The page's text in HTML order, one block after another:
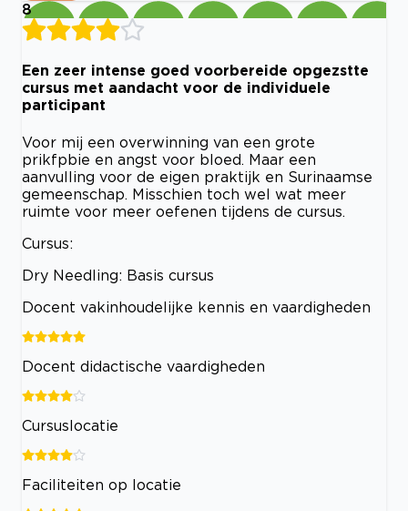
8
Een zeer intense goed voorbereide opgezstte
cursus met aandacht voor de individuele
participant
Voor mij een overwinning van een grote
prikfpbie en angst voor bloed. Maar een
aanvulling voor de eigen praktijk en Surinaamse
gemeenschap. Misschien toch wel wat meer
ruimte voor meer oefenen tijdens de cursus.
Cursus:
Dry Needling: Basis cursus
Docent vakinhoudelijke kennis en vaardigheden
Docent didactische vaardigheden
Cursuslocatie
Faciliteiten op locatie